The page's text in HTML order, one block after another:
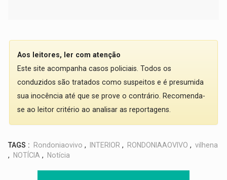
Aos leitores, ler com atenção
Este site acompanha casos policiais. Todos os
conduzidos são tratados como suspeitos e é presumida
sua inocência até que se prove o contrário. Recomenda-
se ao leitor critério ao analisar as reportagens.
TAGS : Rondoniaovivo , INTERIOR , RONDONIAAOVIVO , vilhena
,
NOTÍCIA , Notícia